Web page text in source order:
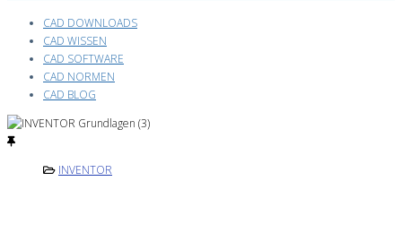
CAD DOWNLOADS
CAD WISSEN
CAD SOFTWARE
CAD NORMEN
CAD BLOG
INVENTOR